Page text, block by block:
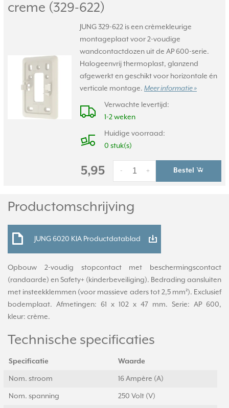
creme (329-622)
JUNG 329-622 is een crèmekleurige
montageplaat voor 2-voudige
wandcontactdozen uit de AP 600-serie.
Halogeenvrij thermoplast, glanzend
afgewerkt en geschikt voor horizontale én
verticale montage. Meer informatie »
Verwachte levertijd:
1-2 weken
Huidige voorraad:
0 stuk(s)
5,95 +
- Bestel
Productomschrijving
JUNG 6020 KIA Productdatablad
Opbouw 2-voudig stopcontact met beschermingscontact
(randaarde) en Safety+ (kinderbeveiliging). Bedrading aansluiten
met insteekklemmen (voor massieve aders tot 2,5 mm²). Exclusief
bodemplaat. Afmetingen: 61 x 102 x 47 mm. Serie: AP 600,
kleur: crème.
Technische specificaties
Specificatie Waarde
Nom. stroom 16 Ampère (A)
Nom. spanning 250 Volt (V)